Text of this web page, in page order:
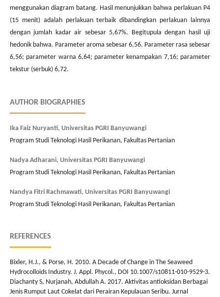
menggunakan diagram batang. Hasil menunjukkan bahwa perlakuan P4
(15 menit) adalah perlakuan terbaik dibandingkan perlakuan lainnya
dengan jumlah kadar air sebesar 5,67%. Begitupula dengan hasil uji
hedonik bahwa. Parameter aroma sebesar 6,56. Parameter rasa sebesar
6,56; parameter warna 6,64; parameter kenampakan 7,16; parameter
tekstur (serbuk) 6,72.
AUTHOR BIOGRAPHIES
Ika Faiz Nuryanti, Universitas PGRI Banyuwangi
Program Studi Teknologi Hasil Perikanan, Fakultas Pertanian
Nadya Adharani, Universitas PGRI Banyuwangi
Program Studi Teknologi Hasil Perikanan, Fakultas Pertanian
Nandya Fitri Rachmawati, Universitas PGRI Banyuwangi
Program Studi Teknologi Hasil Perikanan, Fakultas Pertanian
REFERENCES
Bixler, H.J., & Porse, H. 2010. A Decade of Change in The Seaweed
Hydrocolloids Industry. J. Appl. Phycol., DOI 10.1007/s10811-010-9529-3.
Diachanty S, Nurjanah, Abdullah A. 2017. Aktivitas antioksidan Berbagai
Jenis Rumput Laut Cokelat dari Perairan Kepulauan Seribu. Jurnal